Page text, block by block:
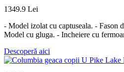
1349.9 Lei
- Model izolat cu captuseala. - Fason
Model cu gluga. - Incheiere cu
Descoperă aici